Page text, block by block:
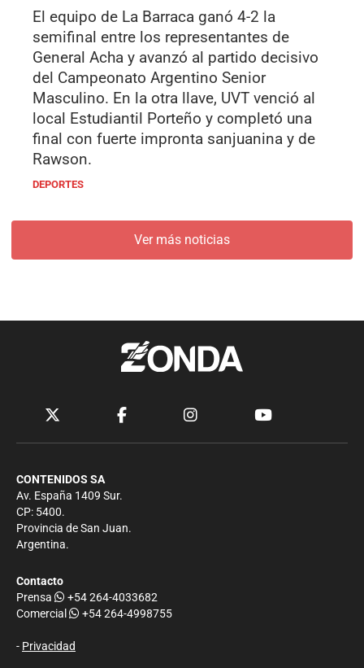
El equipo de La Barraca ganó 4-2 la
semifinal entre los representantes de
General Acha y avanzó al partido decisivo
del Campeonato Argentino Senior
Masculino. En la otra llave, UVT venció al
local Estudiantil Porteño y completó una
final con fuerte impronta sanjuanina y de
Rawson.
DEPORTES
Ver más noticias
CONTENIDOS SA
Av. España 1409 Sur.
CP: 5400.
Provincia de San Juan.
Argentina.
Contacto
Prensa
+54 264-4033682
Comercial
+54 264-4998755
- Privacidad